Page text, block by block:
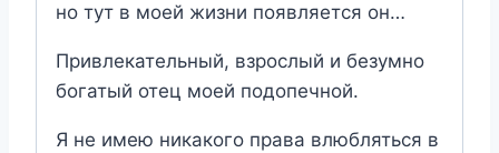
но тут в моей жизни появляется он…
Привлекательный, взрослый и безумно
богатый отец моей подопечной.
Я не имею никакого права влюбляться в